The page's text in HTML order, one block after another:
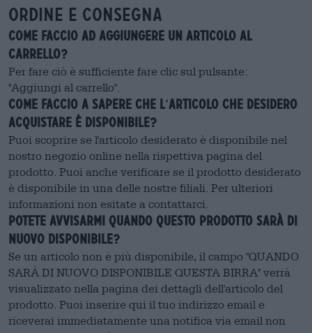
Ordine e consegna
Come faccio ad aggiungere un articolo al
carrello?
Per fare ciò è sufficiente fare clic sul pulsante:
"Aggiungi al carrello".
Come faccio a sapere che l'articolo che desidero
acquistare è disponibile?
Puoi scoprire se l'articolo desiderato è disponibile nel
nostro negozio online nella rispettiva pagina del
prodotto. Puoi anche verificare se il prodotto desiderato
è disponibile in una delle nostre filiali. Per ulteriori
informazioni non esitate a contattarci.
Potete avvisarmi quando questo prodotto sarà di
nuovo disponibile?
Se un articolo non è più disponibile, il campo "QUANDO
SARÀ DI NUOVO DISPONIBILE QUESTA BIRRA" verrà
visualizzato nella pagina dei dettagli dell'articolo del
prodotto. Puoi inserire qui il tuo indirizzo email e
riceverai immediatamente una notifica via email non